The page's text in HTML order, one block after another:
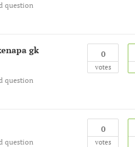
question
0
votes
gk
question
0
votes
question